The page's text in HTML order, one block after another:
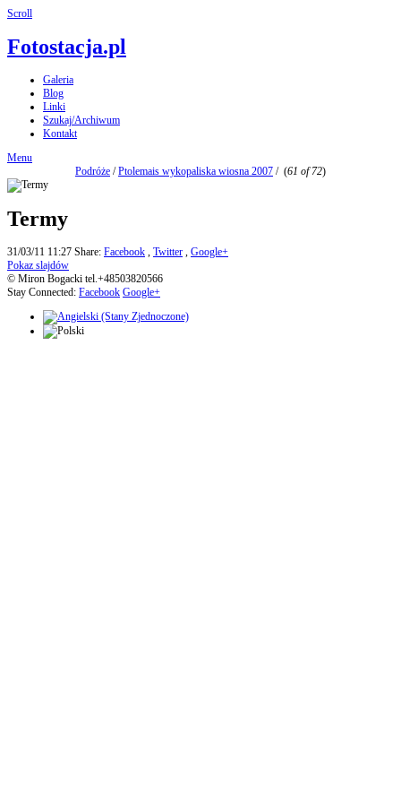
Scroll
Fotostacja.pl
Galeria
Blog
Linki
Szukaj/Archiwum
Kontakt
Menu
Podróże /Ptolemais wykopaliska wiosna 2007 / (61 of 72)
Termy
31/03/11 11:27 Share: Facebook , Twitter , Google+
Pokaz slajdów
© Miron Bogacki tel.+48503820566
Stay Connected: Facebook Google+